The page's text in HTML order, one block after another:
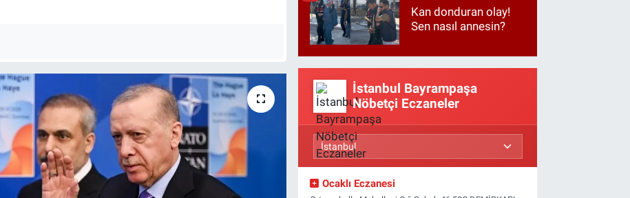
Kan donduran olay!
Sen nasıl annesin?
İstanbul Bayrampaşa
Nöbetçi Eczaneler
Ocaklı Eczanesi